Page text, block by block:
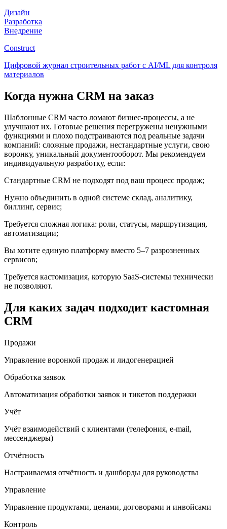
Дизайн
Разработка
Внедрение
Construct
Цифровой журнал строительных работ с AI/ML для контроля
материалов
Когда нужна CRM на заказ
Шаблонные CRM часто ломают бизнес-процессы, а не
улучшают их. Готовые решения перегружены ненужными
функциями и плохо подстраиваются под реальные задачи
компаний: сложные продажи, нестандартные услуги, свою
воронку, уникальный документооборот. Мы рекомендуем
индивидуальную разработку, если:
Стандартные CRM не подходят под ваш процесс продаж;
Нужно объединить в одной системе склад, аналитику,
биллинг, сервис;
Требуется сложная логика: роли, статусы, маршрутизация,
автоматизации;
Вы хотите единую платформу вместо 5–7 разрозненных
сервисов;
Требуется кастомизация, которую SaaS-системы технически
не позволяют.
Для каких задач подходит кастомная
CRM
Продажи
Управление воронкой продаж и лидогенерацией
Обработка заявок
Автоматизация обработки заявок и тикетов поддержки
Учёт
Учёт взаимодействий с клиентами (телефония, e-mail,
мессенджеры)
Отчётность
Настраиваемая отчётность и дашборды для руководства
Управление
Управление продуктами, ценами, договорами и инвойсами
Контроль